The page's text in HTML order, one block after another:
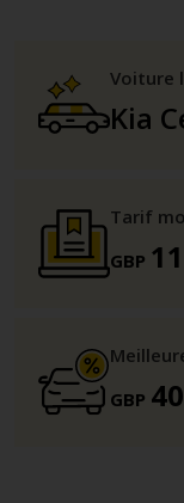
Voiture
Kia
Tarif
GBP
GBP 40